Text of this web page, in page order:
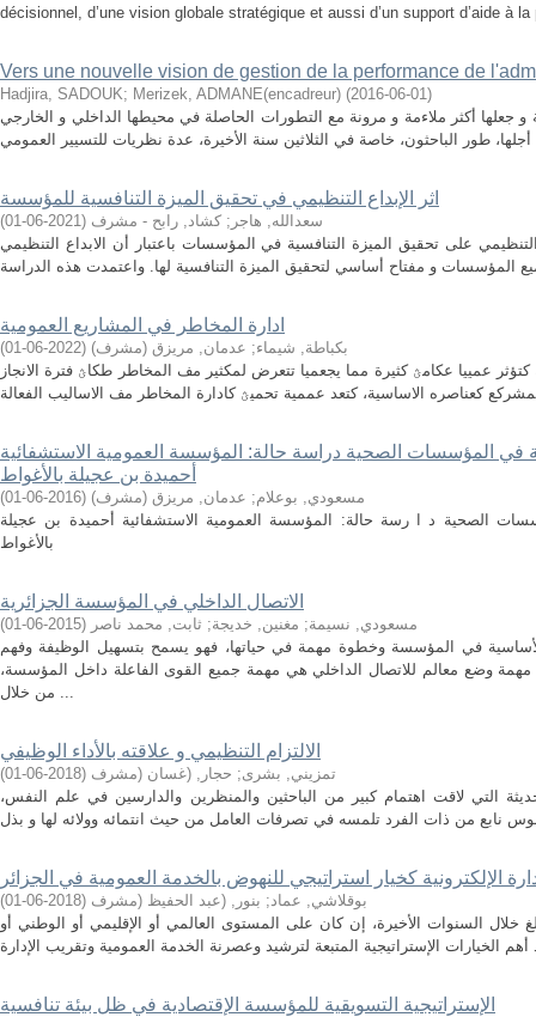
décisionnel, d’une vision globale stratégique et aussi d’un support d’aide à
Vers une nouvelle vision de gestion de la performance de
Hadjira, SADOUK; Merizek, ADMANE(encadreur) (2016-06-01)
جعلها أكثر ملاءمة و مرونة مع التطورات الحاصلة في محيطها الداخلي و الخارجي
اثر الإبداع التنظيمي في تحقيق الميزة التنافسية للمؤسسة
سعدالله, هاجر ; كشاد, رابح - مشرف (
2021-06-01
)
على تحقيق الميزة التنافسية في المؤسسات باعتبار أن الابداع التنظيمي
ادارة المخاطر في المشاريع العمومية
بكباطة, شيماء; عدمان, مريزق (مشرف) (
2022-06-01
)
عمييا عكامؿ كثيرة مما يجعميا تتعرض لمكثير مف المخاطر طكاؿ فترة الانجاز
في المؤسسات الصحية دراسة حالة: المؤسسة العمومية الاستشفائية
أحميدة بن عجيلة بالأغواط
مسعودي, بوعلام; عدمان, مريزق (مشرف) (
2016-06-01
)
الصحية د ا رسة حالة: المؤسسة العمومية الاستشفائية أحميدة بن عجيلة
بالأغواط
الاتصال الداخلي في المؤسسة الجزائرية
مسعودي, نسيمة; مغنين, خديجة; ثابت, محمد ناصر (
2015-06-01
)
في المؤسسة وخطوة مهمة في حياتها، فهو يسمح بتسهيل الوظيفة وفهم
وضع معالم للاتصال الداخلي هي مهمة جميع القوى الفاعلة داخل المؤسسة،
من خلال ...
الالتزام التنظيمي و علاقته بالأداء الوظيفي
تمزيني, بشرى; حجار, (غسان (مشرف (
2018-06-01
)
التي لاقت اهتمام كبير من الباحثين والمنظرين والدارسين في علم النفس،
الإلكترونية كخيار استراتيجي للنهوض بالخدمة العمومية في الجزائر
بوقلاشي, عماد; بنور, (عبد الحفيظ (مشرف (
2018-06-01
)
خلال السنوات الأخيرة، إن كان على المستوى العالمي أو الإقليمي أو الوطني أو
الإستراتيجية التسويقية للمؤسسة الإقتصادية في ظل بيئة تنافسية